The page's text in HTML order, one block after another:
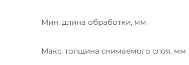
Мин. длина обработки, мм
Макс. толщина снимаемого слоя, мм